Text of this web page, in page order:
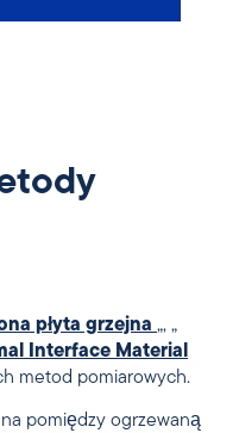
płyta grzejna „, „
Interface Material
metod pomiarowych.
pomiędzy ogrzewaną